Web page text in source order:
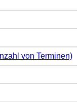
von Terminen)